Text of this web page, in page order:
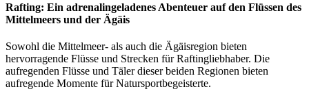
Rafting: Ein adrenalingeladenes Abenteuer auf den Flüssen des
Mittelmeers und der Ägäis
Sowohl die Mittelmeer- als auch die Ägäisregion bieten
hervorragende Flüsse und Strecken für Raftingliebhaber. Die
aufregenden Flüsse und Täler dieser beiden Regionen bieten
aufregende Momente für Natursportbegeisterte.